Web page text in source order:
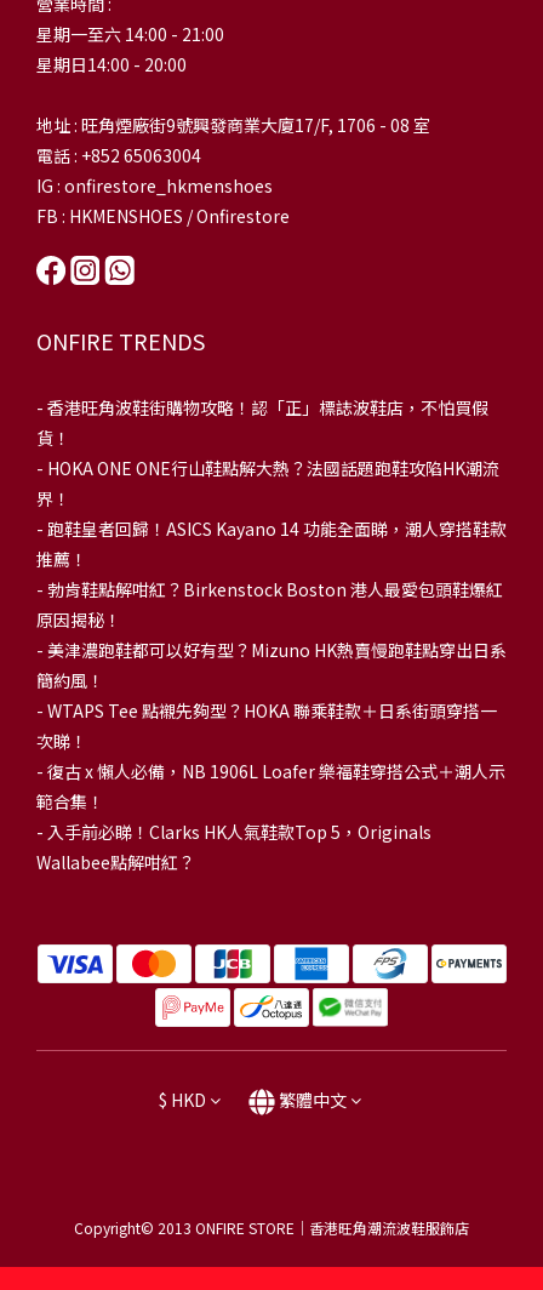
星期一至六 14:00 - 21:00
星期日14:00 - 20:00
地址 : 旺角煙廠街9號興發商業大廈17/F, 1706 - 08 室
電話 : +852 65063004
IG : onfirestore_hkmenshoes
FB : HKMENSHOES / Onfirestore
ONFIRE TRENDS
- 香港旺角波鞋街購物攻略！認「正」標誌波鞋店，不怕買假
貨！
- HOKA ONE ONE行山鞋點解大熱？法國話題跑鞋攻陷HK潮流
界！
- 跑鞋皇者回歸！ASICS Kayano 14 功能全面睇，潮人穿搭鞋款
推薦！
- 勃肯鞋點解咁紅？Birkenstock Boston 港人最愛包頭鞋爆紅
原因揭秘！
- 美津濃跑鞋都可以好有型？Mizuno HK熱賣慢跑鞋點穿出日系
簡約風！
- WTAPS Tee 點襯先夠型？HOKA 聯乘鞋款＋日系街頭穿搭一
次睇！
- 復古 x 懶人必備，NB 1906L Loafer 樂福鞋穿搭公式＋潮人示
範合集！
- 入手前必睇！Clarks HK人氣鞋款Top 5，Originals
Wallabee點解咁紅？
$ HKD 繁體中文
Copyright© 2013 ONFIRE STORE｜香港旺角潮流波鞋服飾店